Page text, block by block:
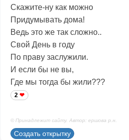
Скажите-ну как можно
Придумывать дома!
Ведь это же так сложно..
Свой День в году
По праву заслужили.
И если бы не вы,
Где мы тогда бы жили???
2
© Принадлежит сайту. Автор: ершова р.н.
Создать открытку